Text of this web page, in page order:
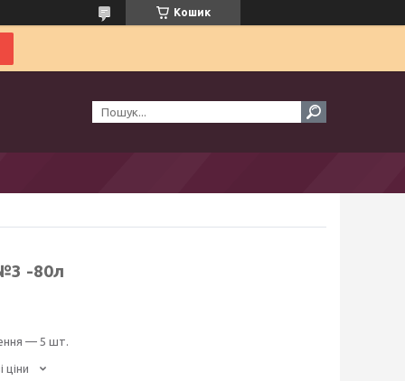
Кошик
-80л
— 5 шт.
ціни